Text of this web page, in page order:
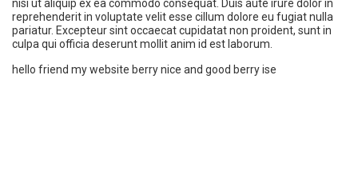
nisi ut aliquip ex ea commodo consequat. Duis aute irure dolor in
reprehenderit in voluptate velit esse cillum dolore eu fugiat nulla
pariatur. Excepteur sint occaecat cupidatat non proident, sunt in
culpa qui officia deserunt mollit anim id est laborum.
hello friend my website berry nice and good berry ise